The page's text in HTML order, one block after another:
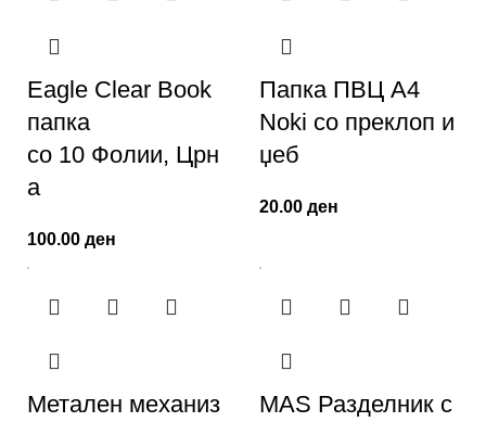
Eagle Clear Book
папка
со 10 Фолии, Црн
а
100.00 ден
Папка ПВЦ A4
Noki со преклоп и
џеб
20.00 ден
Метален механиз
MAS Разделник с